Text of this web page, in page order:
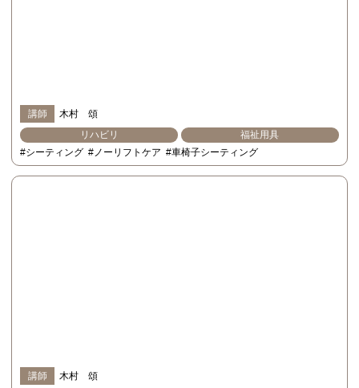
講師
木村 頌
リハビリ
福祉用具
#シーティング #ノーリフトケア #車椅子シーティング
講師
木村 頌